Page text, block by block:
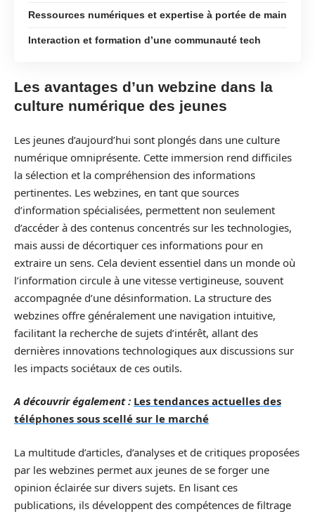
Ressources numériques et expertise à portée de main
Interaction et formation d’une communauté tech
Les avantages d’un webzine dans la
culture numérique des jeunes
Les jeunes d’aujourd’hui sont plongés dans une culture
numérique omniprésente. Cette immersion rend difficiles
la sélection et la compréhension des informations
pertinentes. Les webzines, en tant que sources
d’information spécialisées, permettent non seulement
d’accéder à des contenus concentrés sur les technologies,
mais aussi de décortiquer ces informations pour en
extraire un sens. Cela devient essentiel dans un monde où
l’information circule à une vitesse vertigineuse, souvent
accompagnée d’une désinformation. La structure des
webzines offre généralement une navigation intuitive,
facilitant la recherche de sujets d’intérêt, allant des
dernières innovations technologiques aux discussions sur
les impacts sociétaux de ces outils.
A découvrir également : Les tendances actuelles des
téléphones sous scellé sur le marché
La multitude d’articles, d’analyses et de critiques proposées
par les webzines permet aux jeunes de se forger une
opinion éclairée sur divers sujets. En lisant ces
publications, ils développent des compétences de filtrage